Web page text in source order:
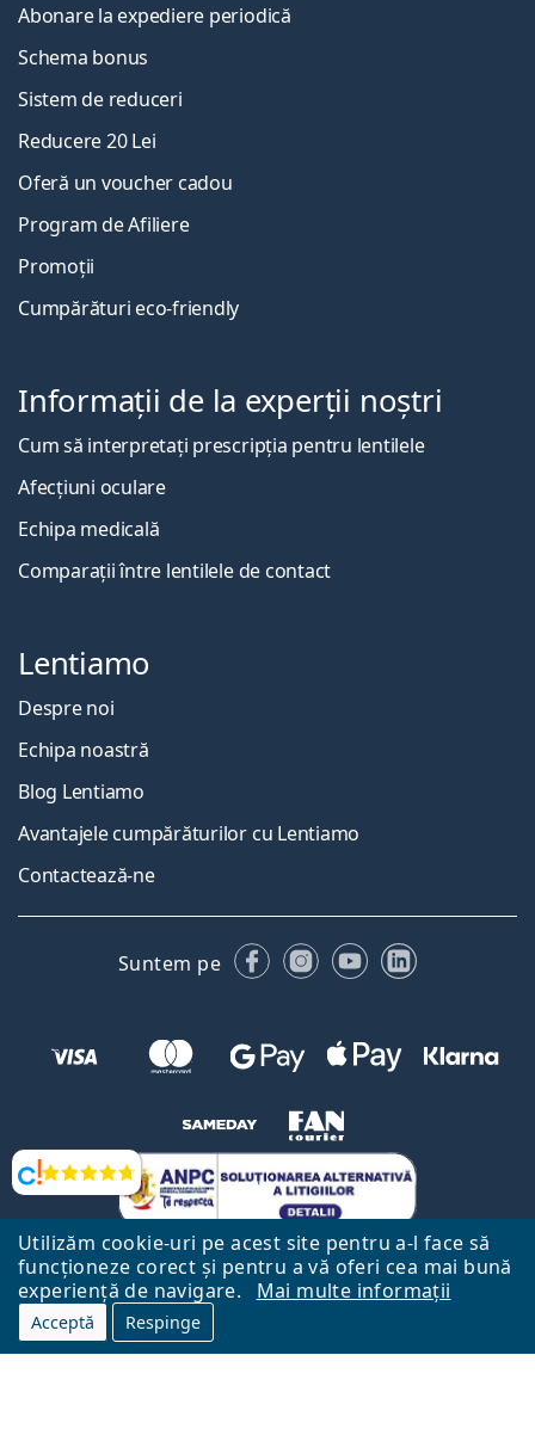
Utilizăm cookie-uri pe acest site pentru a-l face să
funcționeze corect și pentru a vă oferi cea mai bună
experiență de navigare.
Mai multe informații
Acceptă Respinge
Opinii
Abonare la expediere periodică
Schema bonus
Sistem de reduceri
Reducere 20 Lei
Oferă un voucher cadou
Program de Afiliere
Promoții
Cumpărături eco-friendly
Informații de la experții noștri
Cum să interpretați prescripția pentru lentilele
Afecțiuni oculare
Echipa medicală
Comparații între lentilele de contact
Lentiamo
Despre noi
Echipa noastră
Blog Lentiamo
Avantajele cumpărăturilor cu Lentiamo
Contactează-ne
Suntem pe FacebookInstagram
YouTubeLinkedIn
Către Pagina Principală
Mai sus